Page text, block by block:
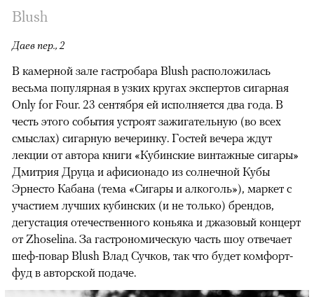
Blush
00:00 / 00:00
Даев пер., 2
В камерной зале гастробара Blush расположилась
весьма популярная в узких кругах экспертов сигарная
Only for Four. 23 сентября ей исполняется два года. В
честь этого события устроят зажигательную (во всех
смыслах) сигарную вечеринку. Гостей вечера ждут
лекции от автора книги «Кубинские винтажные сигары»
Дмитрия Друца и афисионадо из солнечной Кубы
Эрнесто Кабана (тема «Сигары и алкоголь»), маркет с
участием лучших кубинских (и не только) брендов,
дегустация отечественного коньяка и джазовый концерт
от Zhoselina. За гастрономическую часть шоу отвечает
шеф-повар Blush Влад Сучков, так что будет комфорт-
фуд в авторской подаче.